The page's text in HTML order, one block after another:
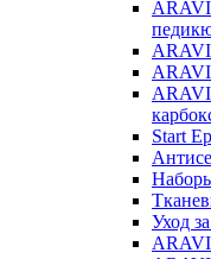
Start
Уход